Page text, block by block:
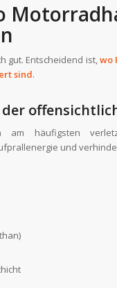
gut. Entscheidend ist,wo
sind.
häufigsten
und